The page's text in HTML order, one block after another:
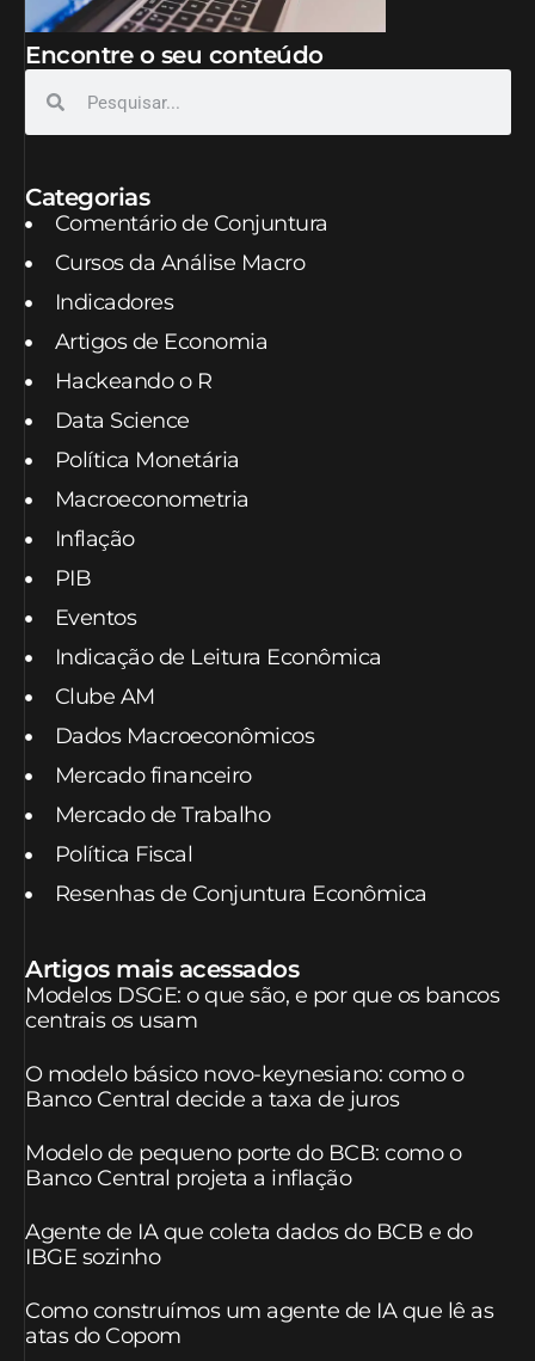
Encontre o seu conteúdo
Categorias
Comentário de Conjuntura
Cursos da Análise Macro
Indicadores
Artigos de Economia
Hackeando o R
Data Science
Política Monetária
Macroeconometria
Inflação
PIB
Eventos
Indicação de Leitura Econômica
Clube AM
Dados Macroeconômicos
Mercado financeiro
Mercado de Trabalho
Política Fiscal
Resenhas de Conjuntura Econômica
Artigos mais acessados
Modelos DSGE: o que são, e por que os bancos
centrais os usam
O modelo básico novo-keynesiano: como o
Banco Central decide a taxa de juros
Modelo de pequeno porte do BCB: como o
Banco Central projeta a inflação
Agente de IA que coleta dados do BCB e do
IBGE sozinho
Como construímos um agente de IA que lê as
atas do Copom